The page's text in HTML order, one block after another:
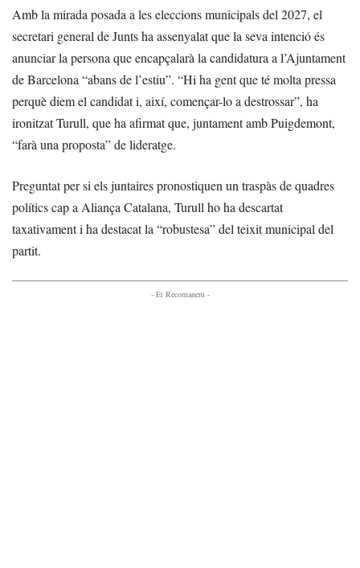
Amb la mirada posada a les eleccions municipals del 2027, el
secretari general de Junts ha assenyalat que la seva intenció és
anunciar la persona que encapçalarà la candidatura a l’Ajuntament
de Barcelona “abans de l’estiu”. “Hi ha gent que té molta pressa
perquè diem el candidat i, així, començar-lo a destrossar”, ha
ironitzat Turull, que ha afirmat que, juntament amb Puigdemont,
“farà una proposta” de lideratge.
Preguntat per si els juntaires pronostiquen un traspàs de quadres
polítics cap a Aliança Catalana, Turull ho ha descartat
taxativament i ha destacat la “robustesa” del teixit municipal del
partit.
- Et Recomanem -